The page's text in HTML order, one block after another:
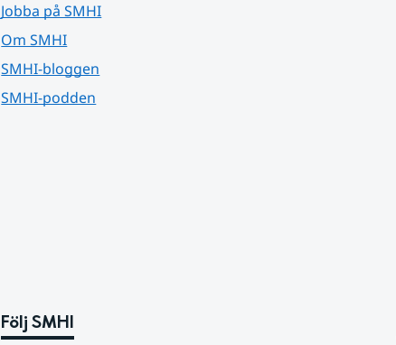
Jobba på SMHI
Om SMHI
SMHI-bloggen
SMHI-podden
Följ SMHI